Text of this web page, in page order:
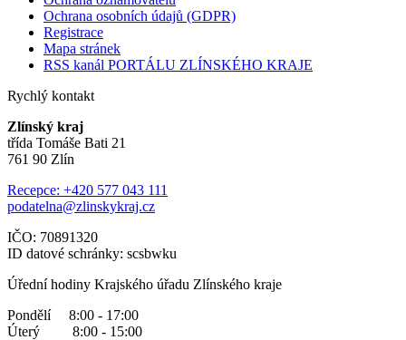
Ochrana osobních údajů (GDPR)
Registrace
Mapa stránek
RSS kanál PORTÁLU ZLÍNSKÉHO KRAJE
Rychlý kontakt
Zlínský kraj
třída Tomáše Bati 21
761 90 Zlín
Recepce: +420 577 043 111
podatelna@zlinskykraj.cz
IČO: 70891320
ID datové schránky: scsbwku
Úřední hodiny Krajského úřadu Zlínského kraje
Pondělí 8:00 - 17:00
Úterý 8:00 - 15:00